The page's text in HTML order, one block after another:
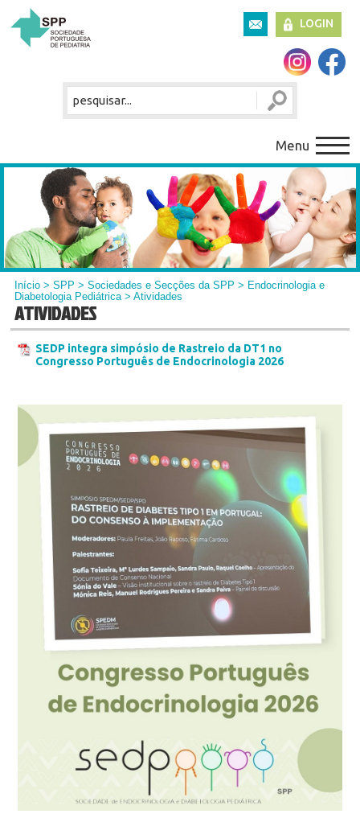
LOGIN
Menu
Início >SPP >Sociedades e Secções da SPP > Endocrinologia e
Diabetologia Pediátrica> Atividades
ATIVIDADES
SEDP integra simpósio de Rastreio da DT1 no
Congresso Português de Endocrinologia 2026